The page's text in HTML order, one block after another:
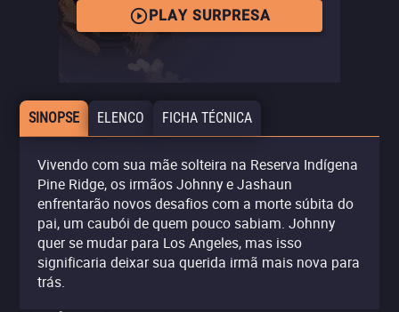
PLAY SURPRESA
SINOPSE ELENCO FICHA TÉCNICA
Vivendo com sua mãe solteira na Reserva Indígena
Pine Ridge, os irmãos Johnny e Jashaun
enfrentarão novos desafios com a morte súbita do
pai, um caubói de quem pouco sabiam. Johnny
quer se mudar para Los Angeles, mas isso
significaria deixar sua querida irmã mais nova para
trás.